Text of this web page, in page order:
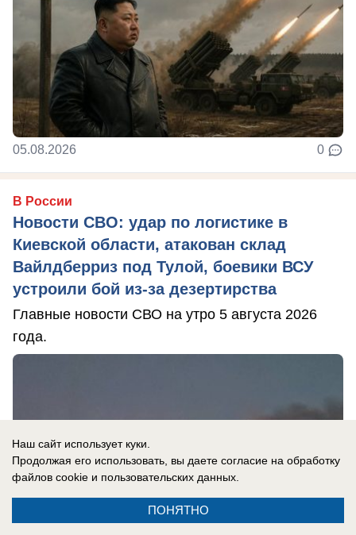
05.08.2026 0
В России
Новости СВО: удар по логистике в
Киевской области, атакован склад
Вайлдберриз под Тулой, боевики ВСУ
устроили бой из-за дезертирства
Главные новости СВО на утро 5 августа 2026
года.
Наш сайт использует куки.
Продолжая его использовать, вы даете согласие на обработку
файлов cookie и пользовательских данных.
ПОНЯТНО